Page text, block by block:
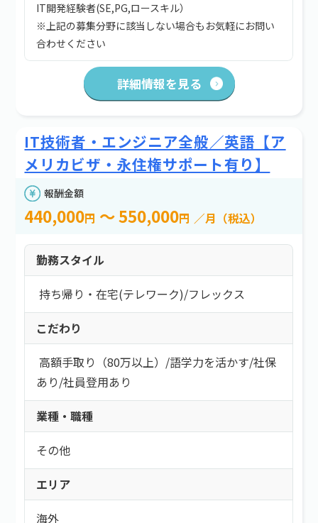
IT開発経験者(SE,PG,ロースキル）
※上記の募集分野に該当しない場合もお気軽にお問い
合わせください
詳細情報を見る
IT技術者・エンジニア全般／英語【ア
メリカビザ・永住権サポート有り】
報酬金額
440,000円 ～ 550,000円 ／月（税込）
勤務スタイル
持ち帰り・在宅(テレワーク)/フレックス
こだわり
高額手取り（80万以上） /語学力を活かす/社保
あり/社員登用あり
業種・職種
その他
エリア
海外